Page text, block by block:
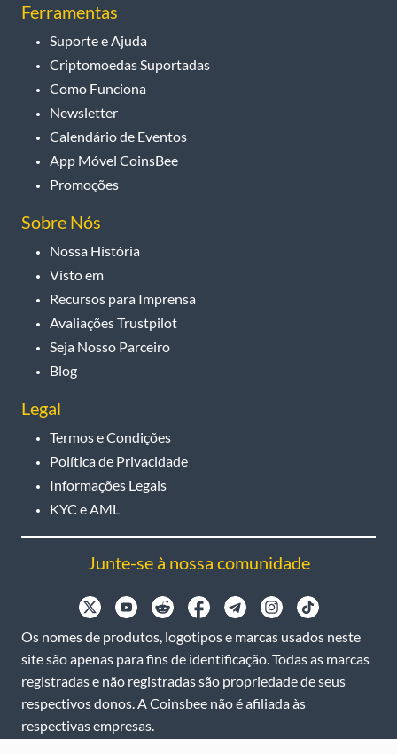
Ferramentas
Suporte e Ajuda
Criptomoedas Suportadas
Como Funciona
Newsletter
Calendário de Eventos
App Móvel CoinsBee
Promoções
Sobre Nós
Nossa História
Visto em
Recursos para Imprensa
Avaliações Trustpilot
Seja Nosso Parceiro
Blog
Legal
Termos e Condições
Política de Privacidade
Informações Legais
KYC e AML
Junte-se à nossa comunidade
Os nomes de produtos, logotipos e marcas usados neste
site são apenas para fins de identificação. Todas as marcas
registradas e não registradas são propriedade de seus
respectivos donos. A Coinsbee não é afiliada às
respectivas empresas.